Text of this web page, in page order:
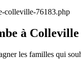
colleville-76183.php
à Colleville
les familles qui